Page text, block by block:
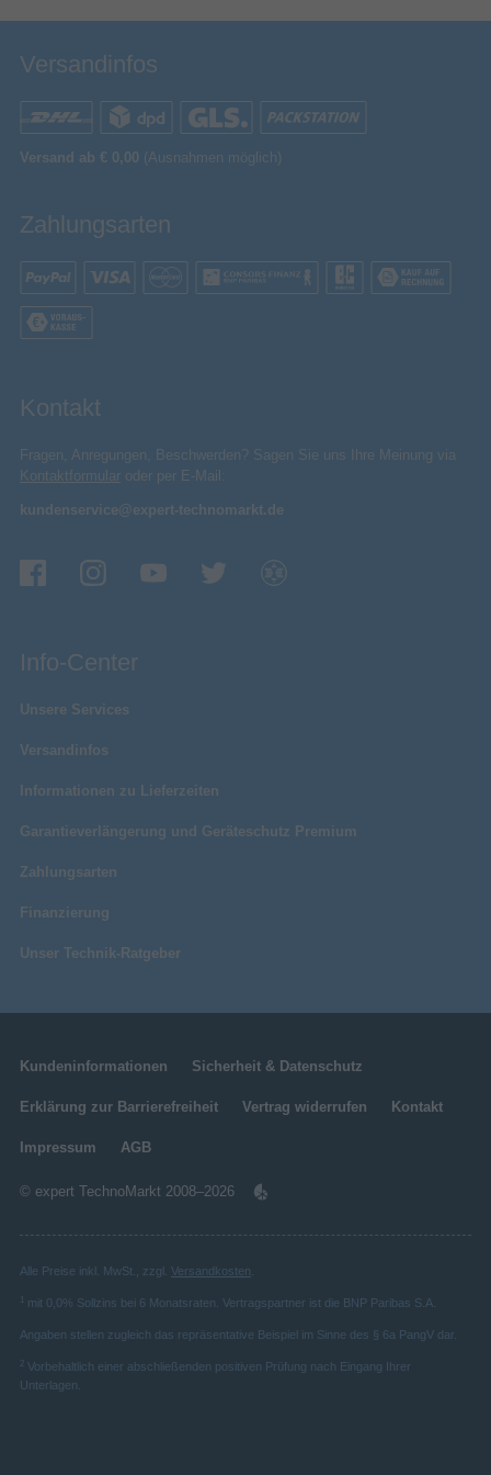
Herstellerartikelnummer 00126810
Versandinfos
Versand ab € 0,00 (Ausnahmen möglich)
Zahlungsarten
Kontakt
Fragen, Anregungen, Beschwerden? Sagen Sie uns Ihre Meinung via
Kontaktformular oder per E-Mail:
kundenservice@expert-technomarkt.de
Info-Center
Unsere Services
Versandinfos
Informationen zu Lieferzeiten
Garantieverlängerung und Geräteschutz Premium
Zahlungsarten
Finanzierung
Unser Technik-Ratgeber
Kundeninformationen Sicherheit & Datenschutz
Erklärung zur Barrierefreiheit Vertrag widerrufen Kontakt
Impressum AGB
© expert TechnoMarkt 2008–2026
Alle Preise inkl. MwSt., zzgl. Versandkosten
mit 0,0% Sollzins bei 6 Monatsraten. Vertragspartner ist die BNP Paribas S.A.
Angaben stellen zugleich das repräsentative Beispiel im Sinne des § 6a PangV dar.
2 Vorbehaltlich einer abschließenden positiven Prüfung nach Eingang Ihrer
Unterlagen.